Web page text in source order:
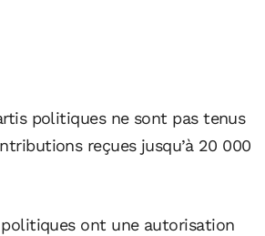
politiques ne sont pas tenus
reçues jusqu’à 20 000
ont une autorisation